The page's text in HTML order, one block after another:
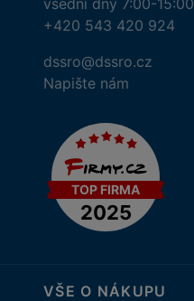
všední dny 7:00-15:00
+420 543 420 924
dssro@dssro.cz
Napište nám
VŠE O NÁKUPU